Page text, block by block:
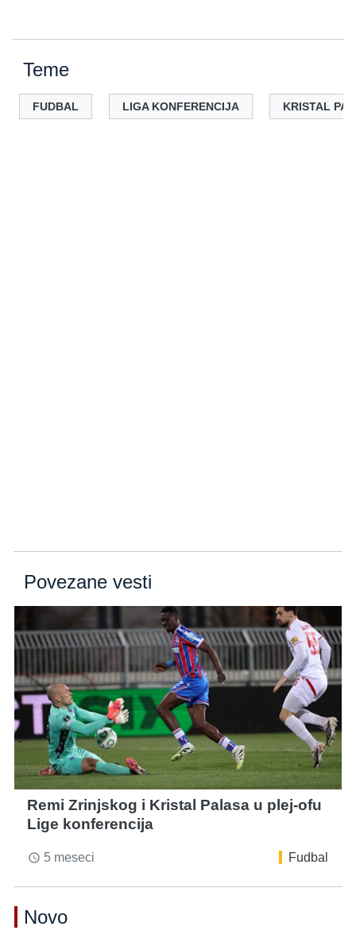
Teme
FUDBAL LIGA KONFERENCIJA KRISTAL
Povezane vesti
Remi Zrinjskog i Kristal Palasa u plej-ofu
Lige konferencija
access_time 5 meseci Fudbal
Novo